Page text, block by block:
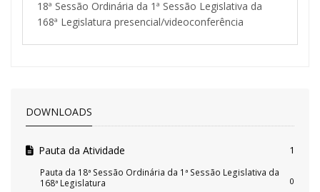
18ª Sessão Ordinária da 1ª Sessão Legislativa da
168ª Legislatura presencial/videoconferência
DOWNLOADS
Pauta da Atividade 1
Pauta da 18ª Sessão Ordinária da 1ª Sessão Legislativa da
168ª Legislatura
0